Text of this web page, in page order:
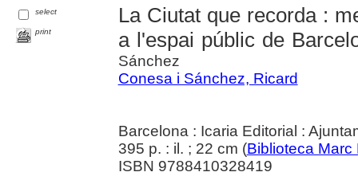
select
print
La Ciutat que recorda :
a l'espai públic de
Sánchez
Conesa i Sánchez, Ricard
Barcelona : Icaria Editorial :
395 p. : il. ; 22 cm (Biblioteca Marc
ISBN 9788410328419